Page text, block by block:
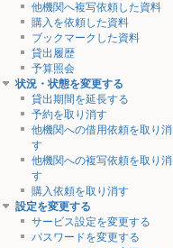
他機関へ複写依頼した資料
購入を依頼した資料
ブックマークした資料
貸出履歴
予算照会
状況・状態を変更する
貸出期間を延長する
予約を取り消す
他機関への借用依頼を取り消
す
他機関への複写依頼を取り消
す
購入依頼を取り消す
設定を変更する
サービス設定を変更する
パスワードを変更する